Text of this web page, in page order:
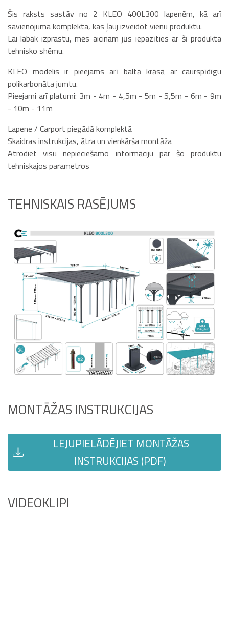
Šis raksts sastāv no 2 KLEO 400L300 lapenēm, kā arī
savienojuma komplekta, kas ļauj izveidot vienu produktu.
Lai labāk izprastu, mēs aicinām jūs iepazīties ar šī produkta
tehnisko shēmu.
KLEO modelis ir pieejams arī baltā krāsā ar caurspīdīgu
polikarbonāta jumtu.
Pieejami arī platumi: 3m - 4m - 4,5m - 5m - 5,5m - 6m - 9m
- 10m - 11m
Lapene / Carport piegādā komplektā
Skaidras instrukcijas, ātra un vienkārša montāža
Atrodiet visu nepieciešamo informāciju par šo produktu
tehniskajos parametros
TEHNISKAIS RASĒJUMS
MONTĀŽAS INSTRUKCIJAS
LEJUPIELĀDĒJIET MONTĀŽAS
INSTRUKCIJAS (PDF)
VIDEOKLIPI